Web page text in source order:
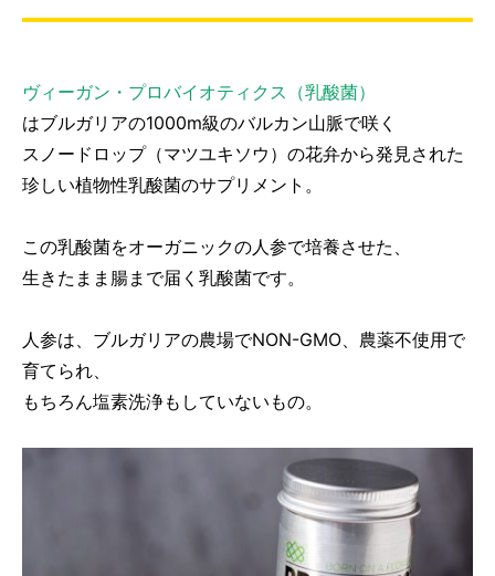
ヴィーガン・プロバイオティクス（乳酸菌）
はブルガリアの1000m級のバルカン山脈で咲く
スノードロップ（マツユキソウ）の花弁から発見された
珍しい植物性乳酸菌のサプリメント。
この乳酸菌をオーガニックの人参で培養させた、
生きたまま腸まで届く乳酸菌です。
人参は、ブルガリアの農場でNON-GMO、農薬不使用で
育てられ、
もちろん塩素洗浄もしていないもの。